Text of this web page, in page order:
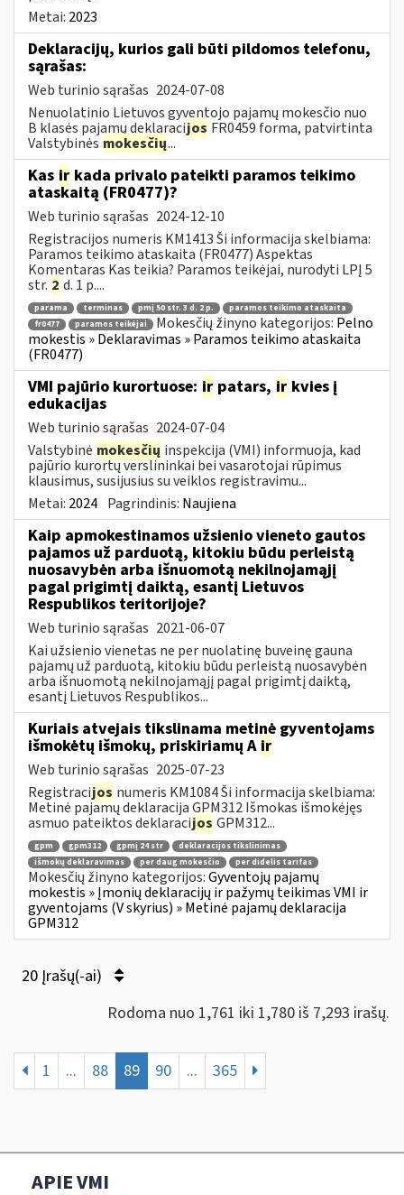
Metai: 2023
Deklaracijų, kurios gali būti pildomos telefonu,
sąrašas:
Web turinio sąrašas 2024-07-08
Nenuolatinio Lietuvos gyventojo pajamų mokesčio nuo
B klasės pajamų deklaracijos FR0459 forma, patvirtinta
Valstybinės mokesčių...
Kas ir kada privalo pateikti paramos teikimo
ataskaitą (FR0477)?
Web turinio sąrašas 2024-12-10
Registracijos numeris KM1413 Ši informacija skelbiama:
Paramos teikimo ataskaita (FR0477) Aspektas
Komentaras Kas teikia? Paramos teikėjai, nurodyti LPĮ 5
str. 2 d. 1 p....
parama terminas pmį 50 str. 3 d. 2 p.
paramos teikimo ataskaita
fr0477
paramos teikėjai Mokesčių žinyno kategorijos: Pelno
mokestis » Deklaravimas » Paramos teikimo ataskaita
(FR0477)
VMI pajūrio kurortuose: ir patars, ir kvies į
edukacijas
Web turinio sąrašas 2024-07-04
Valstybinė mokesčių inspekcija (VMI) informuoja, kad
pajūrio kurortų verslininkai bei vasarotojai rūpimus
klausimus, susijusius su veiklos registravimu...
Metai: 2024 Pagrindinis: Naujiena
Kaip apmokestinamos užsienio vieneto gautos
pajamos už parduotą, kitokiu būdu perleistą
nuosavybėn arba išnuomotą nekilnojamąjį
pagal prigimtį daiktą, esantį Lietuvos
Respublikos teritorijoje?
Web turinio sąrašas 2021-06-07
Kai užsienio vienetas ne per nuolatinę buveinę gauna
pajamų už parduotą, kitokiu būdu perleistą nuosavybėn
arba išnuomotą nekilnojamąjį pagal prigimtį daiktą,
esantį Lietuvos Respublikos...
Kuriais atvejais tikslinama metinė gyventojams
išmokėtų išmokų, priskiriamų A ir
Web turinio sąrašas 2025-07-23
Registracijos numeris KM1084 Ši informacija skelbiama:
Metinė pajamų deklaracija GPM312 Išmokas išmokėjęs
asmuo pateiktos deklaracijos GPM312...
gpm gpm312 gpmį 24 str
deklaracijos tikslinimas
išmokų deklaravimas
per daug mokesčio per didelis tarifas
Mokesčių žinyno kategorijos:Gyventojų pajamų
mokestis » Įmonių deklaracijų ir pažymų teikimas VMI ir
gyventojams (V skyrius) » Metinė pajamų deklaracija
GPM312
20 Įrašų(-ai)
Rodoma nuo 1,761 iki 1,780 iš 7,293 irašų.
1 ... 88 89 90 ... 365
APIE VMI